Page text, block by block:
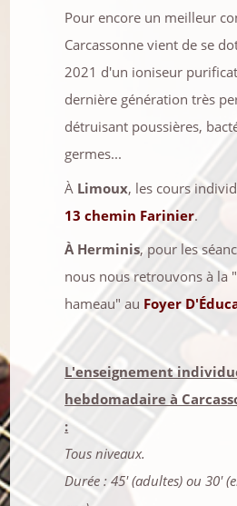
Pour encore un meilleur
Carcassonne vient de se
2021 d'un ioniseur
dernière génération très
détruisant poussières,
germes...
À Limoux, les cours
13 chemin Farinier.
À Herminis, pour les
nous nous retrouvons à la
hameau" au Foyer
L'enseignement
hebdomadaire à
:
Tous niveaux.
Durée : 45' (adultes) ou 30'